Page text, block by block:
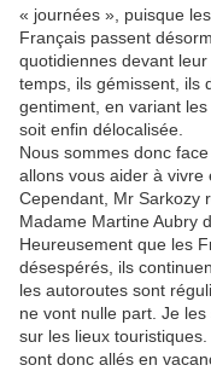
« journées », puisque
Français passent
quotidiennes devant
temps, ils gémissent, ils
gentiment, en variant
soit enfin délocalisée.
Nous sommes donc
allons vous aider à vivre
Cependant, Mr Sarkozy
Madame Martine Aubry
Heureusement que les
désespérés, ils
les autoroutes sont
ne vont nulle part. Je
sur les lieux
sont donc allés en